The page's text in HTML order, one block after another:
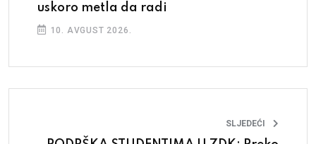
uskoro metla da radi
10. AVGUST 2026.
SLJEDEĆI